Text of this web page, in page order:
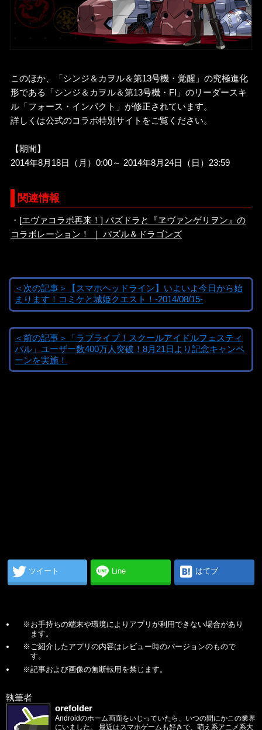
このほか、「シンジ＆カヲル＆第13号機・覚醒」の究極進化
形である「シンジ＆カヲル＆第13号機・FI」のリーダースキ
ル「フォース・インパクト」が修正されています。
詳しくは公式のコラボ特別サイトをご覧ください。
【期間】
2014年8月18日（月）0:00～ 2014年8月24日（日）23:59
関連情報
・ [エヴァコラボ再来！] パズドラと『ヱヴァンゲリヲン』の
コラボレーション！ ｜ パズル＆ドラゴンズ
＜次の記事＞【スマホヘッドライン】いよいよ今日から始
まります！コミケと城姫クエスト！-2014/08/15-
＜前の記事＞「ラブライブ！スクールアイドルフェスティ
バル」ユーザー数400万人突破！8月21日より記念キャンペ
ーンを実施！
ツイート Line はてブ
※お手持ちの端末や環境によりアプリが利用できない場合があり
ます。
※ご紹介したアプリの内容はレビュー時のバージョンのもので
す。
※記事および画像の無断転用を禁じます。
執筆者
orefolder
Androidのホーム画面をいじっていたら、いつの間にかこの業界
にいました。 最近はスマホゲームも好きで、萌え系アニメ系大